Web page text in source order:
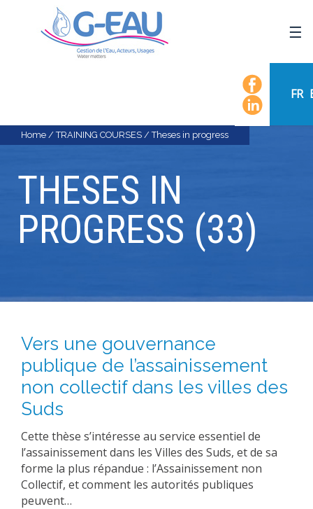
FR
NEWS
CALENDAR OF EVENTS
FLOW CHART
STAFF
SCIENTIFIC FIELDS
GEOGRAPHIC LOCATIONS
CURRENT PROJECTS
COMPLETED PROJECTS
REGULAR SEMINARS
TRAINING COURSES
MASTER
Home /TRAINING COURSES /Theses in progress
THESES IN
PROGRESS (33)
Vers une gouvernance
publique de l’assainissement
non collectif dans les villes des
Suds
Cette thèse s’intéresse au service essentiel de
l’assainissement dans les Villes des Suds, et de sa
forme la plus répandue : l’Assainissement non
Collectif, et comment les autorités publiques
peuvent…